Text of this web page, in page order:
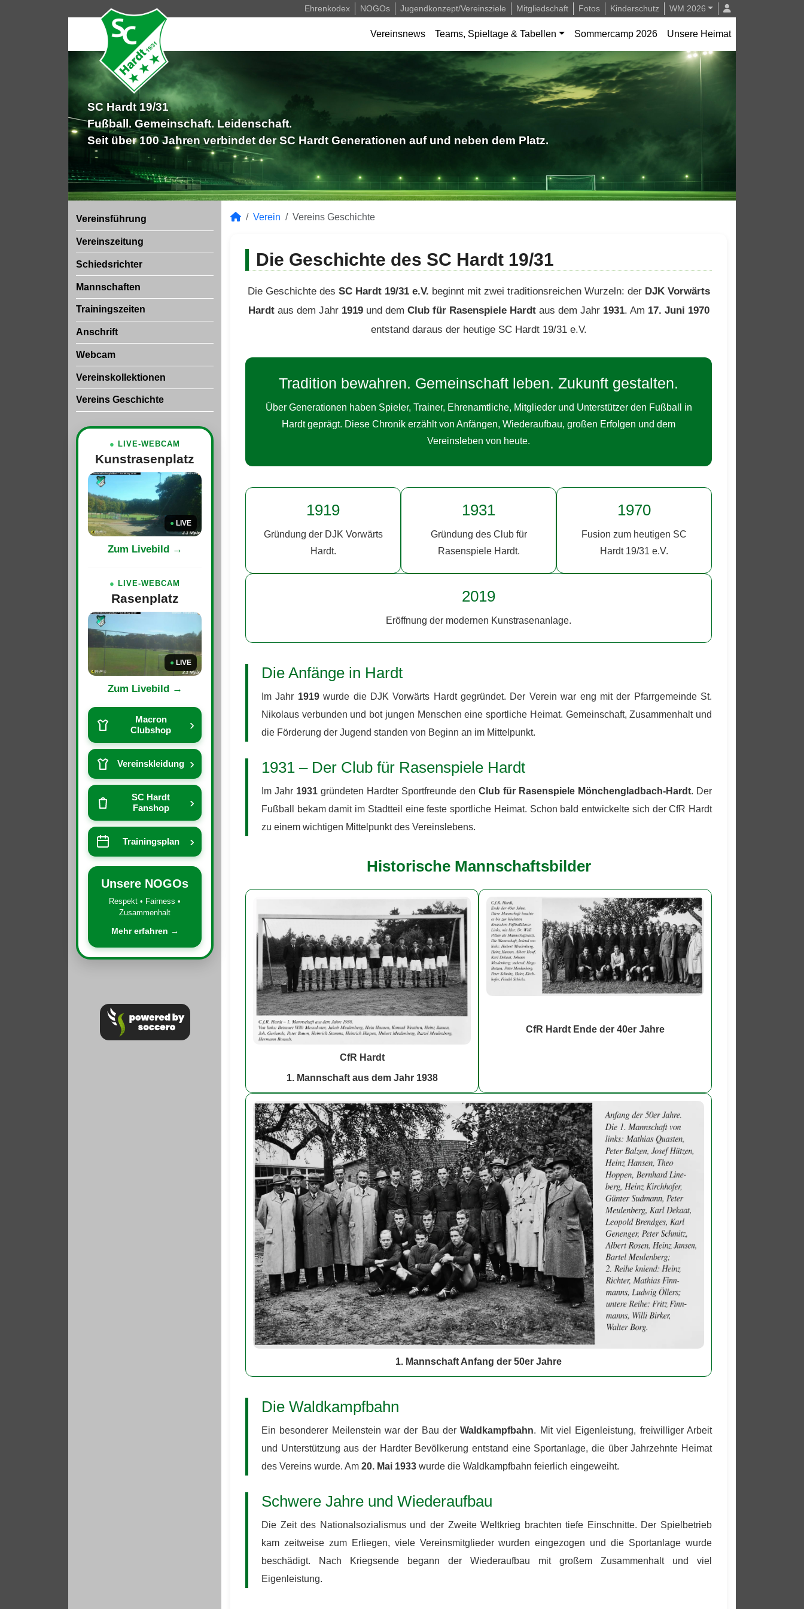
Ehrenkodex NOGOs Jugendkonzept/Vereinsziele Mitgliedschaft Fotos Kinderschutz WM 2026
Vereinsnews Teams, Spieltage & Tabellen Sommercamp 2026 Unsere Heimat
SC Hardt 19/31
Fußball. Gemeinschaft. Leidenschaft.
Seit über 100 Jahren verbindet der SC Hardt Generationen auf und neben dem Platz.
Vereinsführung
Vereinszeitung
Schiedsrichter
Mannschaften
Trainingszeiten
Anschrift
Webcam
Vereinskollektionen
Vereins Geschichte
● LIVE-WEBCAM
Kunstrasenplatz
● LIVE
Zum Livebild →
● LIVE-WEBCAM
Rasenplatz
● LIVE
Zum Livebild →
Macron
Clubshop
›
Vereinskleidung ›
SC Hardt
Fanshop
›
Trainingsplan ›
Unsere NOGOs
Respekt • Fairness •
Zusammenhalt
Mehr erfahren →
Verein Vereins Geschichte
Die Geschichte des SC Hardt 19/31
Die Geschichte des SC Hardt 19/31 e.V. beginnt mit zwei traditionsreichen Wurzeln: der DJK Vorwärts
Hardtaus dem Jahr 1919und dem Club für Rasenspiele Hardtaus dem Jahr 1931. Am 17. Juni 1970
entstand daraus der heutige SC Hardt 19/31 e.V.
Tradition bewahren. Gemeinschaft leben. Zukunft gestalten.
Über Generationen haben Spieler, Trainer, Ehrenamtliche, Mitglieder und Unterstützer den Fußball in
Hardt geprägt. Diese Chronik erzählt von Anfängen, Wiederaufbau, großen Erfolgen und dem
Vereinsleben von heute.
1919
Gründung der DJK Vorwärts
Hardt.
1931
Gründung des Club für
Rasenspiele Hardt.
1970
Fusion zum heutigen SC
Hardt 19/31 e.V.
2019
Eröffnung der modernen Kunstrasenanlage.
Die Anfänge in Hardt
Im Jahr 1919wurde die DJK Vorwärts Hardt gegründet. Der Verein war eng mit der Pfarrgemeinde St.
Nikolaus verbunden und bot jungen Menschen eine sportliche Heimat. Gemeinschaft, Zusammenhalt und
die Förderung der Jugend standen von Beginn an im Mittelpunkt.
1931 – Der Club für Rasenspiele Hardt
Im Jahr 1931 gründeten Hardter Sportfreunde den Club für Rasenspiele Mönchengladbach-Hardt. Der
Fußball bekam damit im Stadtteil eine feste sportliche Heimat. Schon bald entwickelte sich der CfR Hardt
zu einem wichtigen Mittelpunkt des Vereinslebens.
Historische Mannschaftsbilder
CfR Hardt
1. Mannschaft aus dem Jahr 1938
CfR Hardt Ende der 40er Jahre
1. Mannschaft Anfang der 50er Jahre
Die Waldkampfbahn
Ein besonderer Meilenstein war der Bau derWaldkampfbahn. Mit viel Eigenleistung, freiwilliger Arbeit
und Unterstützung aus der Hardter Bevölkerung entstand eine Sportanlage, die über Jahrzehnte Heimat
des Vereins wurde. Am 20. Mai 1933 wurde die Waldkampfbahn feierlich eingeweiht.
Schwere Jahre und Wiederaufbau
Die Zeit des Nationalsozialismus und der Zweite Weltkrieg brachten tiefe Einschnitte. Der Spielbetrieb
kam zeitweise zum Erliegen, viele Vereinsmitglieder wurden eingezogen und die Sportanlage wurde
beschädigt. Nach Kriegsende begann der Wiederaufbau mit großem Zusammenhalt und viel
Eigenleistung.